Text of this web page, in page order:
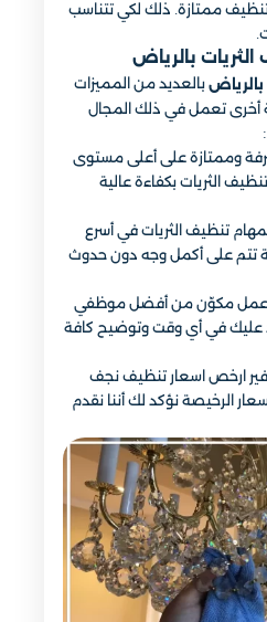
ممتازة. ذلك لكي تتناسب
بالرياض
بالعديد من المميزات
أخرى تعمل في ذلك المجال
وممتازة على أعلى مستوى
الثريات بكفاءة عالية
بمهام تنظيف الثريات في أسرع
تتم على أكمل وجه دون حدوث
عمل مكوّن من أفضل موظفي
عليك في أي وقت وتوضيح كافة
ارخص اسعار تنظيف نجف
الرخيصة نؤكد لك أننا نقدم